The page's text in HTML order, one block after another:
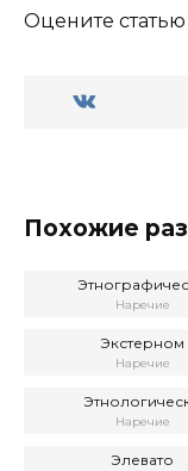
Оцените статью
Похожие
Наречие
Экстерном
Наречие
Наречие
Элевато